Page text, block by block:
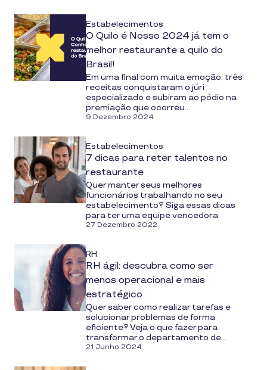
Estabelecimentos
O Quilo é Nosso 2024 já tem o
melhor restaurante a quilo do
Brasil!
Em uma final com muita emoção, três
receitas conquistaram o júri
especializado e subiram ao pódio na
premiação que ocorreu...
9 Dezembro 2024
Estabelecimentos
7 dicas para reter talentos no
restaurante
Quer manter seus melhores
funcionários trabalhando no seu
estabelecimento? Siga essas dicas
para ter uma equipe vencedora
27 Dezembro 2022
RH
RH ágil: descubra como ser
menos operacional e mais
estratégico
Quer saber como realizar tarefas e
solucionar problemas de forma
eficiente? Veja o que fazer para
transformar o departamento de...
21 Junho 2024